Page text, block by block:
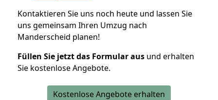
Kontaktieren Sie uns noch heute und lassen Sie
uns gemeinsam Ihren Umzug nach
Manderscheid planen!
Füllen Sie jetzt das Formular aus und erhalten
Sie kostenlose Angebote.
Kostenlose Angebote erhalten